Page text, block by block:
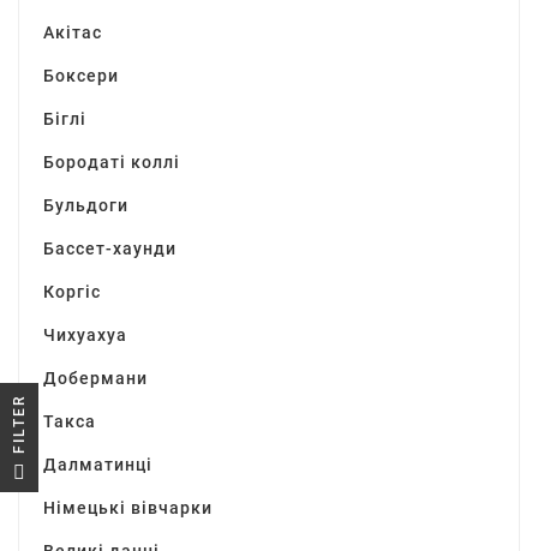
Акітас
Боксери
Біглі
Бородаті коллі
Бульдоги
Бассет-хаунди
Коргіс
Чихуахуа
Добермани
Такса
Далматинці
Німецькі вівчарки
R